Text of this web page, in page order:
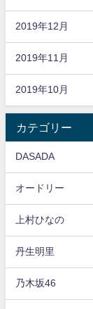
2019年12月
2019年11月
2019年10月
カテゴリー
DASADA
オードリー
上村ひなの
丹生明里
乃木坂46